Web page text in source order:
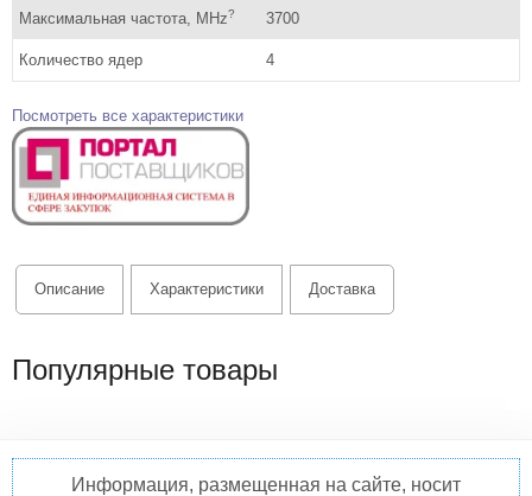
Максимальная частота, MHz? 3700
Количество ядер 4
Посмотреть все характеристики
Описание Характеристики Доставка
Популярные товары
Информация, размещенная на сайте, носит